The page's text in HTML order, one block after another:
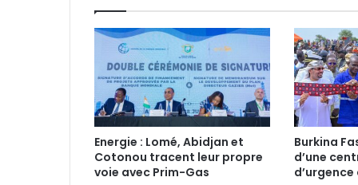
Energie : Lomé, Abidjan et
Cotonou tracent leur propre
voie avec Prim-Gas‎
Burkina
d’une
d’urgence